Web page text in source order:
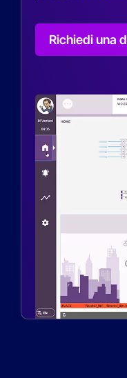
Richiedi una